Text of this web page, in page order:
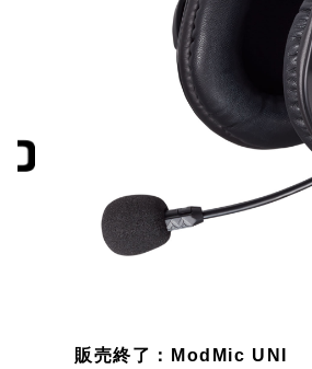
販売終了：ModMic UNI